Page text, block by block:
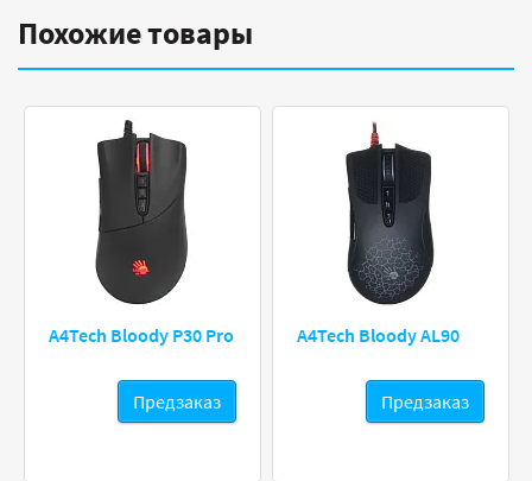
Похожие товары
A4Tech Bloody P30 Pro
Предзаказ
A4Tech Bloody AL90
Предзаказ